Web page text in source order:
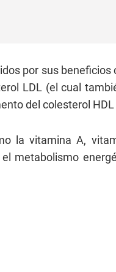
por sus beneficios
LDL (el cual
del colesterol
la vitamina A,
metabolismo